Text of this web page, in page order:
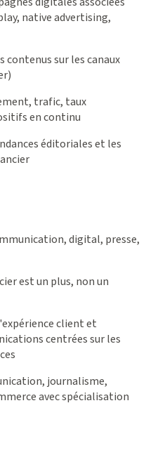
native advertising,
contenus sur les canaux
trafic, taux
en continu
éditoriales et les
digital, presse,
est un plus, non un
client et
centrées sur les
journalisme,
avec spécialisation